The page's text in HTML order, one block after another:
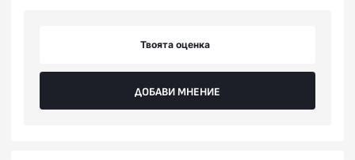
Твоята оценка
ДОБАВИ МНЕНИЕ